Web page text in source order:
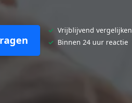
✓ Vrijblijvend vergelijken
✓ Binnen 24 uur reactie